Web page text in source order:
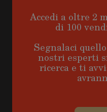
Accedi a oltre 2
di 100
Segnalaci
nostri esperti
ricerca e ti